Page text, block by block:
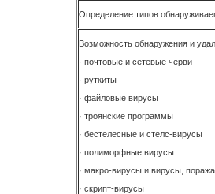
Определение типов
Возможность обнаружения и
· почтовые и сетевые черви
· руткиты
· файловые вирусы
· троянские программы
· бестелесные и стелс-вирусы
· полиморфные вирусы
· макро-вирусы и вирусы,
· скрипт-вирусы